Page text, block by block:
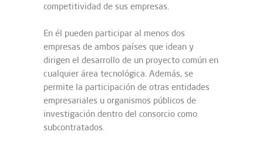
competitividad de sus empresas.
En él pueden participar al menos dos
empresas de ambos países que idean y
dirigen el desarrollo de un proyecto común en
cualquier área tecnológica. Además, se
permite la participación de otras entidades
empresariales u organismos públicos de
investigación dentro del consorcio como
subcontratados.